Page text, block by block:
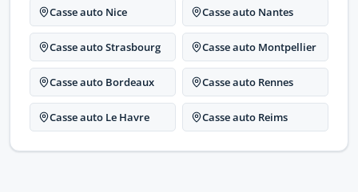
Casse auto Nice Casse auto Nantes
Casse auto Strasbourg Casse auto Montpellier
Casse auto Bordeaux Casse auto Rennes
Casse auto Le Havre Casse auto Reims